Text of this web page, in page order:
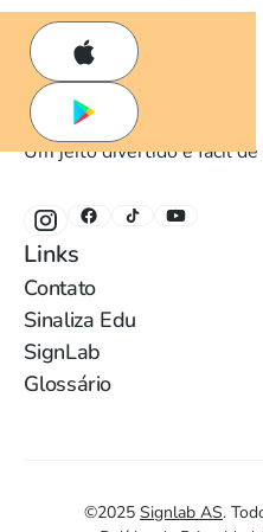
Um jeito divertido e fácil de
Links
Contato
Sinaliza Edu
SignLab
Glossário
©2025 Signlab AS.